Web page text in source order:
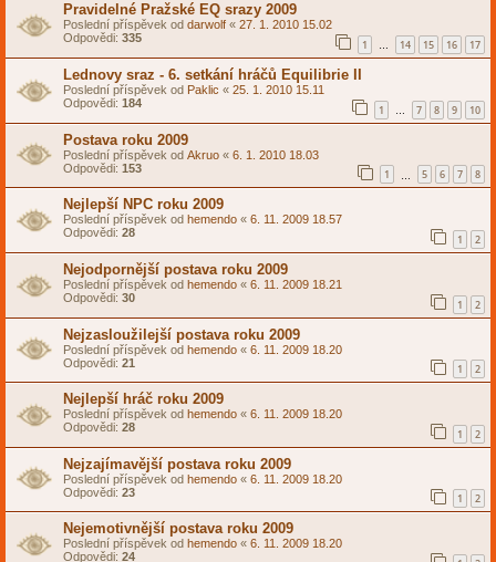
Pravidelné Pražské EQ srazy 2009
Poslední příspěvek od darwolf « 27. 1. 2010 15.02
Odpovědi: 335 1 … 14 15 16 17
Lednovy sraz - 6. setkání hráčů Equilibrie II
Poslední příspěvek od Paklic « 25. 1. 2010 15.11
Odpovědi: 184 1 … 7 8 9 10
Postava roku 2009
Poslední příspěvek od Akruo « 6. 1. 2010 18.03
Odpovědi: 153 1 5 6 7 8
Nejlepší NPC roku 2009
Poslední příspěvek od hemendo « 6. 11. 2009 18.57
Odpovědi: 28 1 2
Nejodpornější postava roku 2009
Poslední příspěvek od hemendo « 6. 11. 2009 18.21
Odpovědi: 30 1 2
Nejzasloužilejší postava roku 2009
Poslední příspěvek od hemendo « 6. 11. 2009 18.20
Odpovědi: 21 1 2
Nejlepší hráč roku 2009
Poslední příspěvek od hemendo « 6. 11. 2009 18.20
Odpovědi: 28 1 2
Nejzajímavější postava roku 2009
Poslední příspěvek od hemendo « 6. 11. 2009 18.20
Odpovědi: 23 1 2
Nejemotivnější postava roku 2009
Poslední příspěvek od hemendo « 6. 11. 2009 18.20
Odpovědi: 24